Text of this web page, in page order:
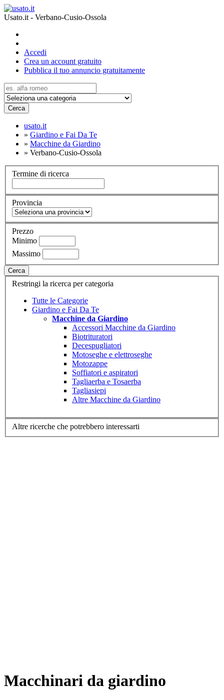
Usato.it - Verbano-Cusio-Ossola
Accedi
Crea un account gratuito
Pubblica il tuo annuncio gratuitamente
Cerca
usato.it
» Giardino e Fai Da Te
» Macchine da Giardino
» Verbano-Cusio-Ossola
Termine di ricerca
Provincia
Prezzo
Minimo
Massimo
Cerca
Restringi la ricerca per categoria
Tutte le Categorie
Giardino e Fai Da Te
Macchine da Giardino
Accessori Macchine da Giardino
Biotrituratori
Decespugliatori
Motoseghe e elettroseghe
Motozappe
Soffiatori e aspiratori
Tagliaerba e Tosaerba
Tagliasiepi
Altre Macchine da Giardino
Altre ricerche che potrebbero interessarti
Macchinari da giardino